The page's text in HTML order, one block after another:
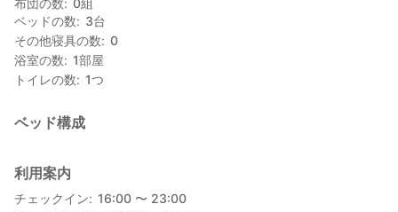
布団の数
0組
ベッドの数
3台
その他寝具の数
0
浴室の数
1部屋
トイレの数
1つ
ベッド構成
利用案内
チェックイン
16:00 〜 23:00